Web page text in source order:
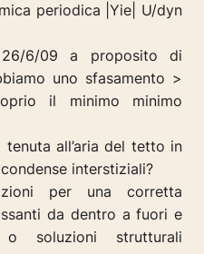
periodica |Yie| U/dyn
6/09 a proposito di
uno sfasamento >
il minimo minimo
all’aria del tetto in
interstiziali?
per una corretta
da dentro a fuori e
soluzioni strutturali